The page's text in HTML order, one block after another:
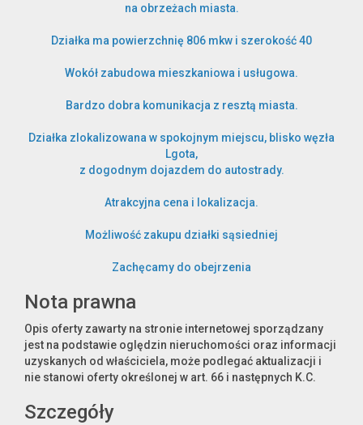
na obrzeżach miasta.
Działka ma powierzchnię 806 mkw i szerokość 40
Wokół zabudowa mieszkaniowa i usługowa.
Bardzo dobra komunikacja z resztą miasta.
Działka zlokalizowana w spokojnym miejscu, blisko węzła
Lgota,
z dogodnym dojazdem do autostrady.
Atrakcyjna cena i lokalizacja.
Możliwość zakupu działki sąsiedniej
Zachęcamy do obejrzenia
Nota prawna
Opis oferty zawarty na stronie internetowej sporządzany
jest na podstawie oględzin nieruchomości oraz informacji
uzyskanych od właściciela, może podlegać aktualizacji i
nie stanowi oferty określonej w art. 66 i następnych K.C.
Szczegóły